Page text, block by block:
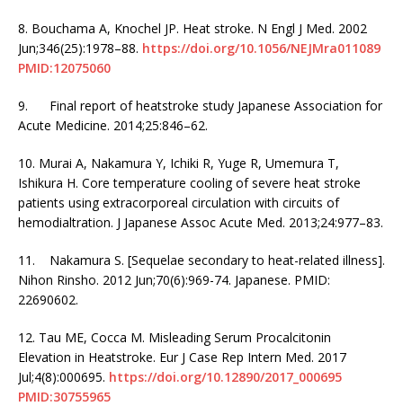
8. Bouchama A, Knochel JP. Heat stroke. N Engl J Med. 2002
Jun;346(25):1978–88. https://doi.org/10.1056/NEJMra011089
PMID:12075060
9. Final report of heatstroke study Japanese Association for
Acute Medicine. 2014;25:846–62.
10. Murai A, Nakamura Y, Ichiki R, Yuge R, Umemura T,
Ishikura H. Core temperature cooling of severe heat stroke
patients using extracorporeal circulation with circuits of
hemodialtration. J Japanese Assoc Acute Med. 2013;24:977–83.
11. Nakamura S. [Sequelae secondary to heat-related illness].
Nihon Rinsho. 2012 Jun;70(6):969-74. Japanese. PMID:
22690602.
12. Tau ME, Cocca M. Misleading Serum Procalcitonin
Elevation in Heatstroke. Eur J Case Rep Intern Med. 2017
Jul;4(8):000695. https://doi.org/10.12890/2017_000695
PMID:30755965